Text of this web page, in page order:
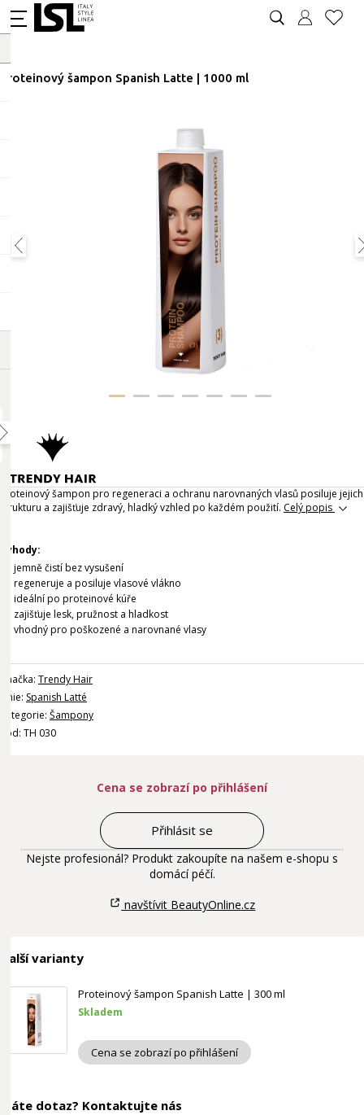
Proteinový šampon Spanish Latte | 1000 ml
Proteinový šampon pro regeneraci a ochranu narovnaných vlasů posiluje jejich
strukturu a zajišťuje zdravý, hladký vzhled po každém použití. Celý popis
Výhody:
jemně čistí bez vysušení
regeneruje a posiluje vlasové vlákno
ideální po proteinové kúře
zajišťuje lesk, pružnost a hladkost
vhodný pro poškozené a narovnané vlasy
Značka: Trendy Hair
Linie: Spanish Latté
Kategorie: Šampony
Kód: TH 030
Cena se zobrazí po přihlášení
Přihlásit se
Nejste profesionál? Produkt zakoupíte na našem e-shopu s
domácí péčí.
navštívit BeautyOnline.cz
Další varianty
Proteinový šampon Spanish Latte | 300 ml
Skladem
Cena se zobrazí po přihlášení
Máte dotaz? Kontaktujte nás